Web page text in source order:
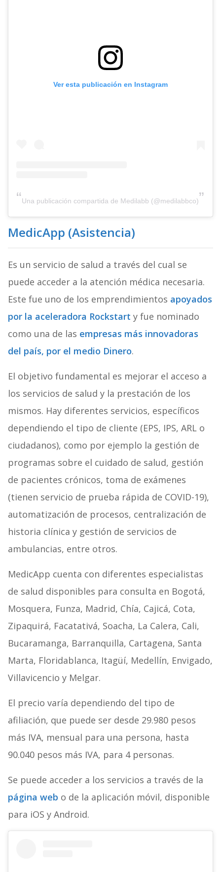
Ver esta publicación en Instagram
Una publicación compartida de Medilabb (@medilabbco)
MedicApp (Asistencia)
Es un servicio de salud a través del cual se
puede acceder a la atención médica necesaria.
Este fue uno de los emprendimientos apoyados
por la aceleradora Rockstart y fue nominado
como una de las empresas más innovadoras
del país, por el medio Dinero.
El objetivo fundamental es mejorar el acceso a
los servicios de salud y la prestación de los
mismos. Hay diferentes servicios, específicos
dependiendo el tipo de cliente (EPS, IPS, ARL o
ciudadanos), como por ejemplo la gestión de
programas sobre el cuidado de salud, gestión
de pacientes crónicos, toma de exámenes
(tienen servicio de prueba rápida de COVID-19),
automatización de procesos, centralización de
historia clínica y gestión de servicios de
ambulancias, entre otros.
MedicApp cuenta con diferentes especialistas
de salud disponibles para consulta en Bogotá,
Mosquera, Funza, Madrid, Chía, Cajicá, Cota,
Zipaquirá, Facatativá, Soacha, La Calera, Cali,
Bucaramanga, Barranquilla, Cartagena, Santa
Marta, Floridablanca, Itagüí, Medellín, Envigado,
Villavicencio y Melgar.
El precio varía dependiendo del tipo de
afiliación, que puede ser desde 29.980 pesos
más IVA, mensual para una persona, hasta
90.040 pesos más IVA, para 4 personas.
Se puede acceder a los servicios a través de la
página web o de la aplicación móvil, disponible
para iOS y Android.